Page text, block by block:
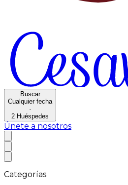
Buscar
Cualquier fecha
·
2 Huéspedes
Únete a nosotros
Categorías